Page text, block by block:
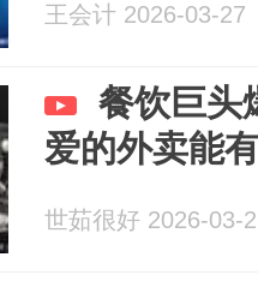
王会计 2026-03-27
餐饮巨头
爱的外卖能
世茹很好 2026-03-